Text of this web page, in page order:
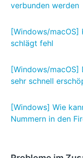
verbunden werden
[Windows/macOS]
schlägt fehl
[Windows/
sehr schnell
[Windows] Wie
Nummern in den